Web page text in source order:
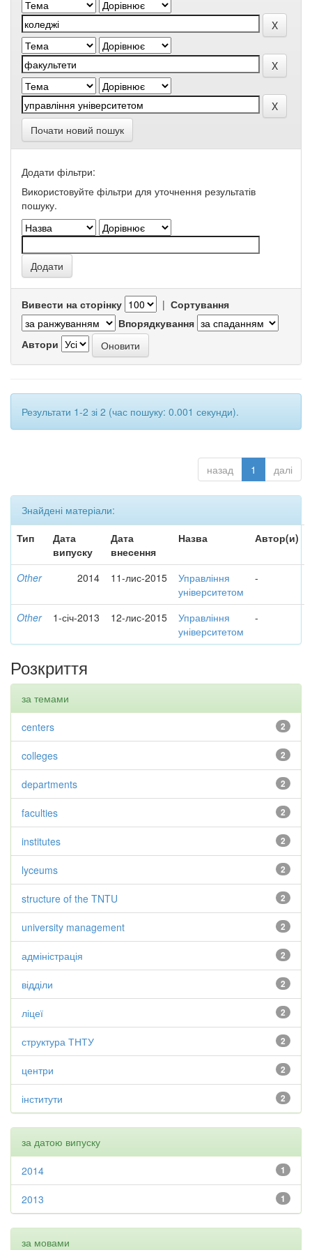
Почати новий пошук
Додати фільтри:
Використовуйте фільтри для уточнення результатів
пошуку.
Вивести на сторінку | Сортування
Впорядкування
Автори
Результати 1-2 зі 2 (час пошуку: 0.001 секунди).
назад 1 далі
Знайдені матеріали:
Тип
Дата
випуску
Дата
внесення
Назва Автор(и)
Other 2014 11-лис-2015
Управління
університетом
-
Other 1-січ-2013 12-лис-2015
Управління
університетом
-
Розкриття
за темами
2
centers
2
colleges
2
departments
2
faculties
2
institutes
2
lyceums
2
structure of the TNTU
2
university management
2
адміністрація
2
відділи
2
ліцеї
2
структура ТНТУ
2
центри
2
інститути
за датою випуску
1
2014
1
2013
за мовами